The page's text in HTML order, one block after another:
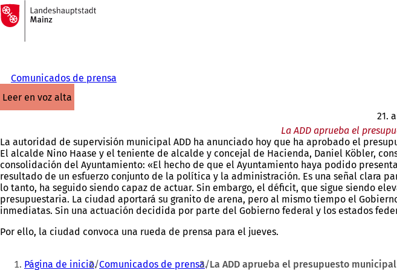
Saltar al contenido
A
la
página
Comunicados de prensa
leer en voz alta
21.
La ADD aprueba el
La autoridad de supervisión municipal ADD ha anunciado hoy que ha aprobado el
El alcalde Nino Haase y el teniente de alcalde y concejal de Hacienda, Daniel Köbler,
consolidación del Ayuntamiento: «El hecho de que el Ayuntamiento haya podido
resultado de un esfuerzo conjunto de la política y la administración. Es una señal clara
lo tanto, ha seguido siendo capaz de actuar. Sin embargo, el déficit, que sigue siendo
presupuestaria. La ciudad aportará su granito de arena, pero al mismo tiempo el
inmediatas. Sin una actuación decidida por parte del Gobierno federal y los estados
Por ello, la ciudad convoca una rueda de prensa para el jueves.
EstásPágina de inicio Comunicados de prensa La ADD aprueba el presupuesto